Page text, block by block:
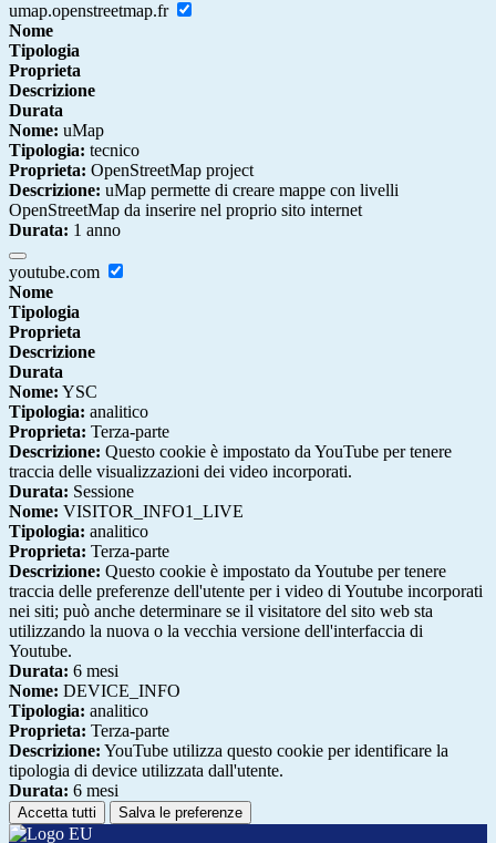
umap.openstreetmap.fr
Nome
Tipologia
Proprieta
Descrizione
Durata
Nome: uMap
Tipologia: tecnico
Proprieta: OpenStreetMap project
Descrizione: uMap permette di creare mappe con livelli
OpenStreetMap da inserire nel proprio sito internet
Durata: 1 anno
youtube.com
Nome
Tipologia
Proprieta
Descrizione
Durata
Nome: YSC
Tipologia: analitico
Proprieta: Terza-parte
Descrizione: Questo cookie è impostato da YouTube per tenere
traccia delle visualizzazioni dei video incorporati.
Durata: Sessione
Nome: VISITOR_INFO1_LIVE
Tipologia: analitico
Proprieta: Terza-parte
Descrizione: Questo cookie è impostato da Youtube per tenere
traccia delle preferenze dell'utente per i video di Youtube incorporati
nei siti; può anche determinare se il visitatore del sito web sta
utilizzando la nuova o la vecchia versione dell'interfaccia di
Youtube.
Durata: 6 mesi
Nome: DEVICE_INFO
Tipologia: analitico
Proprieta: Terza-parte
Descrizione: YouTube utilizza questo cookie per identificare la
tipologia di device utilizzata dall'utente.
Durata: 6 mesi
Accetta tutti Salva le preferenze